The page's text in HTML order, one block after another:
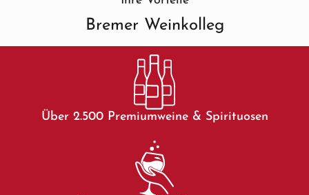
Bremer Weinkolleg
Über 2.500 Premiumweine & Spirituosen